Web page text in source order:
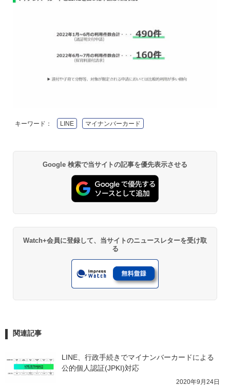
キーワード： LINE マイナンバーカード
Google 検索で当サイトの記事を優先表示させる
Watch+会員に登録して、当サイトのニュースレターを受け取
る
関連記事
LINE、行政手続きでマイナンバーカードによる
公的個人認証(JPKI)対応
2020年9月24日